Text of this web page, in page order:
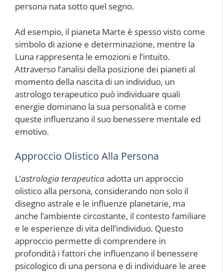
persona nata sotto quel segno.
Ad esempio, il pianeta Marte è spesso visto come
simbolo di azione e determinazione, mentre la
Luna rappresenta le emozioni e l’intuito.
Attraverso l’analisi della posizione dei pianeti al
momento della nascita di un individuo, un
astrologo terapeutico può individuare quali
energie dominano la sua personalità e come
queste influenzano il suo benessere mentale ed
emotivo.
Approccio Olistico Alla Persona
L’astrologia terapeuticaadotta un approccio
olistico alla persona, considerando non solo il
disegno astrale e le influenze planetarie, ma
anche l’ambiente circostante, il contesto familiare
e le esperienze di vita dell’individuo. Questo
approccio permette di comprendere in
profondità i fattori che influenzano il benessere
psicologico di una persona e di individuare le aree